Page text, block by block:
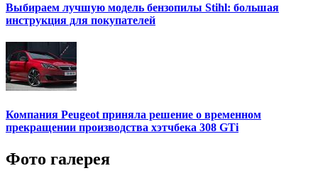
Выбираем лучшую модель бензопилы Stihl: большая
инструкция для покупателей
Компания Peugeot приняла решение о временном
прекращении производства хэтчбека 308 GTi
Фото галерея